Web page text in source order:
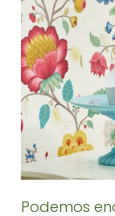
Podemos